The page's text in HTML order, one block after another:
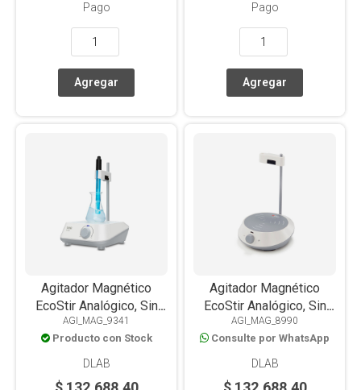
Pago
Pago
Agitador Magnético
EcoStir Analógico, Sin
Calefacción, Placa PET
Cuadrada, 1.5L
AGI_MAG_9341
Producto con Stock
DLAB
Agitador Magnético
EcoStir Analógico, Sin
Calefacción, Placa PET
Redonda, 1.5L
AGI_MAG_8990
Consulte por WhatsApp
DLAB